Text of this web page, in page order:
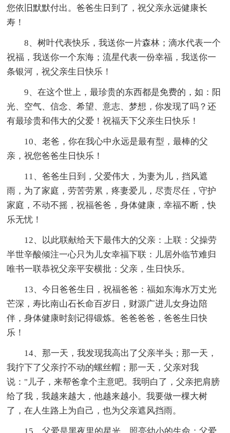
您依旧默默付出。爸爸生日到了，祝父亲永远健康长
寿！
8、树叶代表快乐，我送你一片森林；滴水代表一个
祝福，我送你一个东海；流星代表一份幸福，我送你一
条银河，祝父亲生日快乐！
9、在这个世上，最珍贵的东西都是免费的，如：阳
光、空气、信念、希望、意志、梦想，你发现了吗？还
有最珍贵和伟大的父爱！祝福天下父亲生日快乐！
10、老爸，你在我心中永远是最有型，最棒的父
亲，祝您爸爸生日快乐！
11、爸爸生日到，父爱伟大，为妻为儿，挡风遮
雨，为了家庭，劳苦劳累，疼妻爱儿，尽责尽任，守护
家庭，不动不摇，祝福爸爸，身体健康，幸福不断，快
乐无忧！
12、以此联献给天下最伟大的父亲：上联：父操劳
半世辛酸倾注一心只为儿女幸福下联：儿居外临节难归
唯书一联恭祝父亲平安横批：父亲，生日快乐。
13、今日爸爸生日，祝福爸爸：福如东海水万丈光
芒深，寿比南山石长命百岁日，财源广进儿女身边陪
伴，身体健康时刻记得锻炼。爸爸爸爸，爸爸生日快
乐！
14、那一天，我发现我高出了父亲半头；那一天，
我拧下了父亲拧不动的螺丝帽；那一天，父亲对我
说："儿子，来帮爸拿个主意吧。我明白了，父亲把肩膀
给了我，我越来越大，他越来越小。我要做一棵大树
了，在人生路上为自己，也为父亲遮风挡雨。